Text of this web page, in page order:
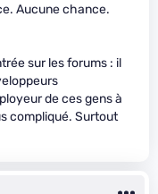
Aucune chance.
sur les forums : il
de ces gens à
compliqué. Surtout